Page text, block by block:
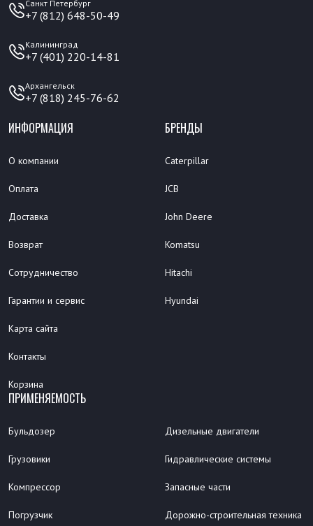
Санкт Петербург
+7 (812) 648-50-49
Калининград
+7 (401) 220-14-81
Архангельск
+7 (818) 245-76-62
ИНФОРМАЦИЯ
О компании
Оплата
Доставка
Возврат
Сотрудничество
Гарантии и сервис
Карта сайта
Контакты
Корзина
БРЕНДЫ
Caterpillar
JCB
John Deere
Komatsu
Hitachi
Hyundai
ПРИМЕНЯЕМОСТЬ
Бульдозер
Грузовики
Компрессор
Погрузчик
Дизельные двигатели
Гидравлические системы
Запасные части
Дорожно-строительная техника